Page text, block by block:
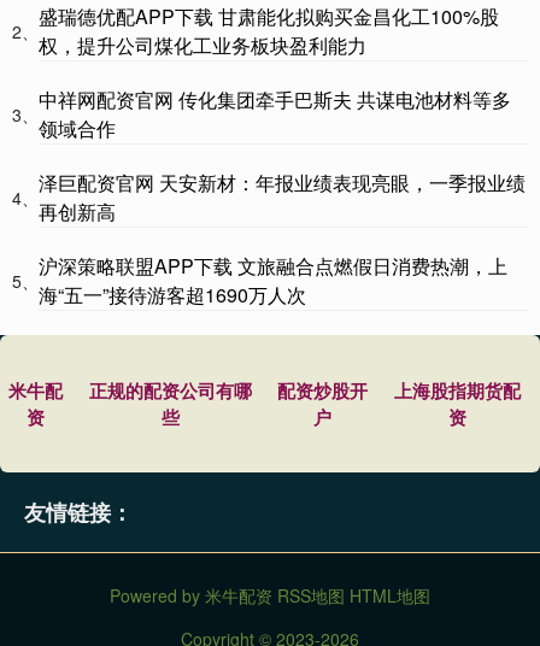
2、
盛瑞德优配APP下载 甘肃能化拟购买金昌化工100%股
权，提升公司煤化工业务板块盈利能力
3、
中祥网配资官网 传化集团牵手巴斯夫 共谋电池材料等多
领域合作
4、
泽巨配资官网 天安新材：年报业绩表现亮眼，一季报业绩
再创新高
5、
沪深策略联盟APP下载 文旅融合点燃假日消费热潮，上
海“五一”接待游客超1690万人次
米牛配
资
正规的配资公司有哪
些
配资炒股开
户
上海股指期货配
资
友情链接：
Powered by 米牛配资 RSS地图 HTML地图
Copyright © 2023-2026